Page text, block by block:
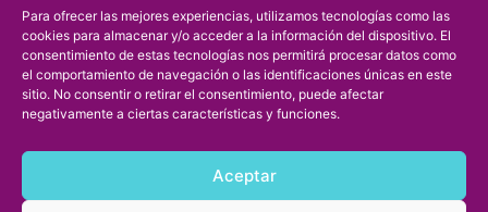
Para ofrecer las mejores experiencias, utilizamos tecnologías como las
cookies para almacenar y/o acceder a la información del dispositivo. El
consentimiento de estas tecnologías nos permitirá procesar datos como
el comportamiento de navegación o las identificaciones únicas en este
sitio. No consentir o retirar el consentimiento, puede afectar
negativamente a ciertas características y funciones.
Aceptar
Gestión de la relación con el trabajador/colaborador
(ya sea laboral, de prestación de servicios o
colaboración, contrato de prácticas, becarios, etc.) y
en su caso del expediente del trabajador.
fiscales y contables necesarios para cumplir con los
compromisos contractuales, obligaciones en